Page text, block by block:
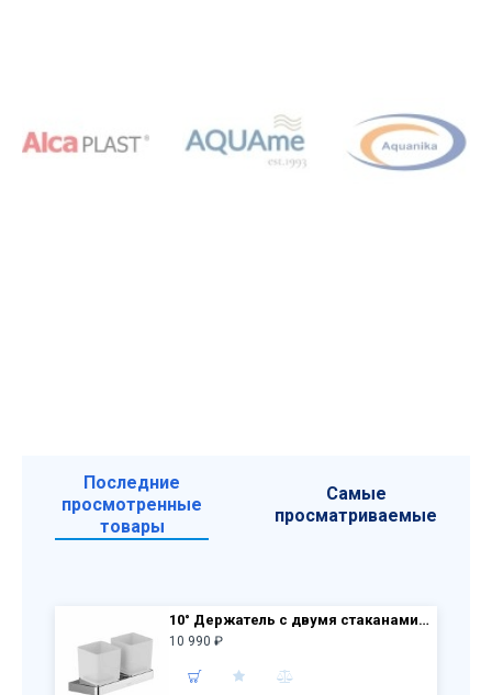
Последние
просмотренные
товары
Самые
просматриваемые
10° Держатель с двумя стаканами (стекло) TD 220.00 X07P322
10 990 ₽